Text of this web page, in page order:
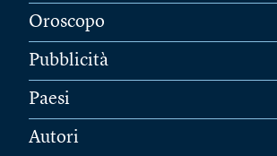
Oroscopo
Pubblicità
Paesi
Autori